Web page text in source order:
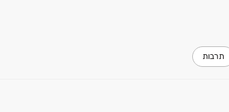
תרבות